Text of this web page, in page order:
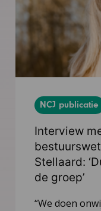
NCJ publicatie
Interview
Stellaard:
de groep’
“We doen